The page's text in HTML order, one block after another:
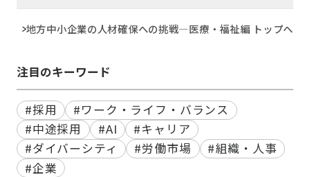
地方中小企業の人材確保への挑戦―医療・福祉編 トップへ
注目のキーワード
#採用
#ワーク・ライフ・バランス
#中途採用
#AI
#キャリア
#ダイバーシティ
#労働市場
#組織・人事
#企業